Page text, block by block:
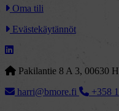
Oma tili
Evästekäytännöt
Pakilantie 8 A 3, 00630
harri@bmore.fi
+358